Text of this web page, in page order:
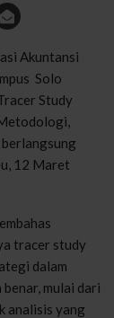
Akuntansi
Solo
Study
12 Maret
tracer study
dalam
mulai dari
analisis yang